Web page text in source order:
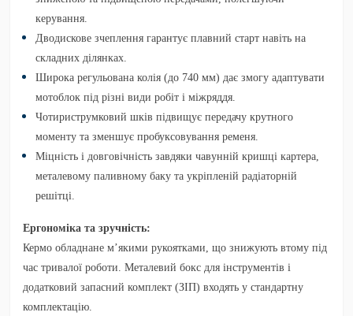
керування.
Дводискове зчеплення гарантує плавний старт навіть на
складних ділянках.
Широка регульована колія (до 740 мм) дає змогу адаптувати
мотоблок під різні види робіт і міжряддя.
Чотириструмковий шків підвищує передачу крутного
моменту та зменшує пробуксовування ременя.
Міцність і довговічність завдяки чавунній кришці картера,
металевому паливному баку та укріпленій радіаторній
решітці.
Ергономіка та зручність:
Кермо обладнане м’якими рукоятками, що знижують втому під
час тривалої роботи. Металевий бокс для інструментів і
додатковий запасний комплект (ЗІП) входять у стандартну
комплектацію.